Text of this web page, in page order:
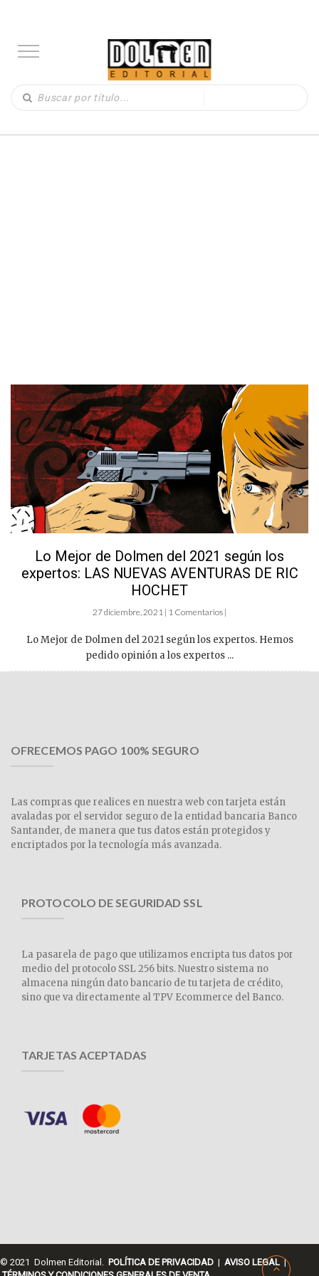
Lo Mejor de Dolmen del 2021 según los
expertos: LAS NUEVAS AVENTURAS DE RIC
HOCHET
27 diciembre, 2021 | 1 Comentarios |
Lo Mejor de Dolmen del 2021 según los expertos. Hemos
pedido opinión a los expertos ...
OFRECEMOS PAGO 100% SEGURO
Las compras que realices en nuestra web con tarjeta están
avaladas por el servidor seguro de la entidad bancaria Banco
Santander, de manera que tus datos están protegidos y
encriptados por la tecnología más avanzada.
PROTOCOLO DE SEGURIDAD SSL
La pasarela de pago que utilizamos encripta tus datos por
medio del protocolo SSL 256 bits. Nuestro sistema no
almacena ningún dato bancario de tu tarjeta de crédito,
sino que va directamente al TPV Ecommerce del Banco.
TARJETAS ACEPTADAS
© 2021 Dolmen Editorial. POLÍTICA DE PRIVACIDAD | AVISO LEGAL |